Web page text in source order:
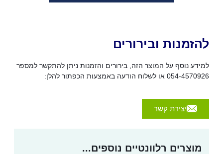
להזמנות ובירורים
למידע נוסף על המוצר הזה, בירורים והזמנות ניתן להתקשר למספר
054-4570926 או לשלוח הודעה באמצעות הכפתור להלן:
יצירת קשר
מוצרים רלוונטיים נוספים...